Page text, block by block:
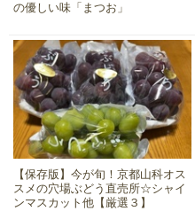
の優しい味「まつお」
【保存版】今が旬！京都山科オス
スメの穴場ぶどう直売所☆シャイ
ンマスカット他【厳選３】